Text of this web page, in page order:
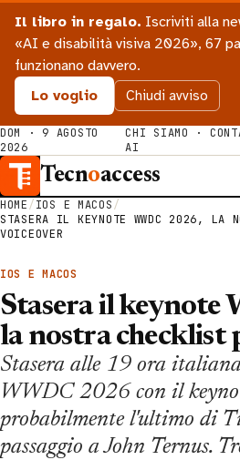
Il libro in regalo. Iscriviti alla
«AI e disabilità visiva 2026», 67
funzionano davvero.
Lo voglio
Chiudi avviso
DOM · 9 AGOSTO
2026
CHI SIAMO ·
AI
Tecnoaccess
HOME/IOS E MACOS/
STASERA IL KEYNOTE WWDC 2026, LA
VOICEOVER
IOS E MACOS
Stasera il keynote
la nostra checklist
Stasera alle 19 ora
WWDC 2026 con il
probabilmente l'ultimo di
passaggio a John Ternus.